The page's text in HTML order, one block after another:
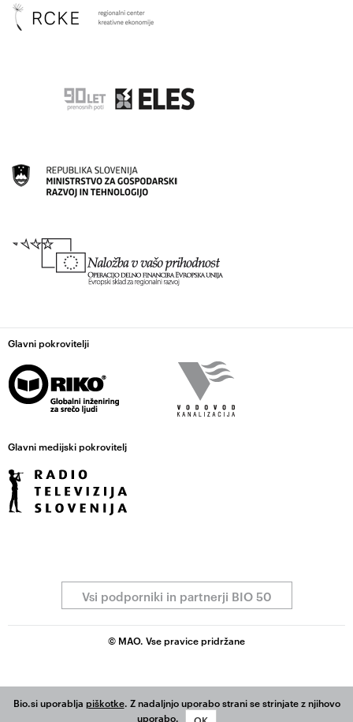
Glavni pokrovitelji
Glavni medijski pokrovitelj
Vsi podporniki in partnerji BIO 50
© MAO. Vse pravice pridržane
Bio.si uporablja piškotke. Z nadaljnjo uporabo strani se strinjate z njihovo
uporabo.